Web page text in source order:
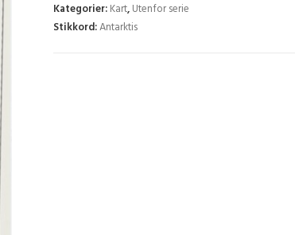
Kategorier:Kart,Utenfor serie
Stikkord:Antarktis